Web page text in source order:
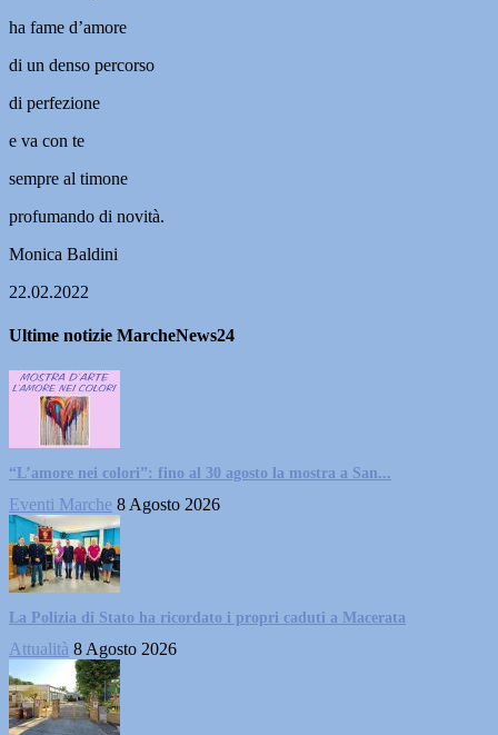
ha fame d’amore
di un denso percorso
di perfezione
e va con te
sempre al timone
profumando di novità.
Monica Baldini
22.02.2022
Ultime notizie MarcheNews24
“L’amore nei colori”: fino al 30 agosto la mostra a San...
Eventi Marche 8 Agosto 2026
La Polizia di Stato ha ricordato i propri caduti a Macerata
Attualità 8 Agosto 2026